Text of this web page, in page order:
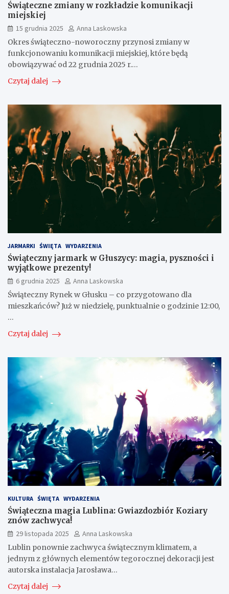
Świąteczne zmiany w rozkładzie komunikacji
miejskiej
15 grudnia 2025
Anna Laskowska
Okres świąteczno-noworoczny przynosi zmiany w
funkcjonowaniu komunikacji miejskiej, które będą
obowiązywać od 22 grudnia 2025 r.…
Czytaj dalej
JARMARKI ŚWIĘTA WYDARZENIA
Świąteczny jarmark w Głuszycy: magia, pyszności i
wyjątkowe prezenty!
6 grudnia 2025
Anna Laskowska
Świąteczny Rynek w Głusku – co przygotowano dla
mieszkańców? Już w niedzielę, punktualnie o godzinie 12:00,
…
Czytaj dalej
KULTURA ŚWIĘTA WYDARZENIA
Świąteczna magia Lublina: Gwiazdozbiór Koziary
znów zachwyca!
29 listopada 2025
Anna Laskowska
Lublin ponownie zachwyca świątecznym klimatem, a
jednym z głównych elementów tegorocznej dekoracji jest
autorska instalacja Jarosława…
Czytaj dalej